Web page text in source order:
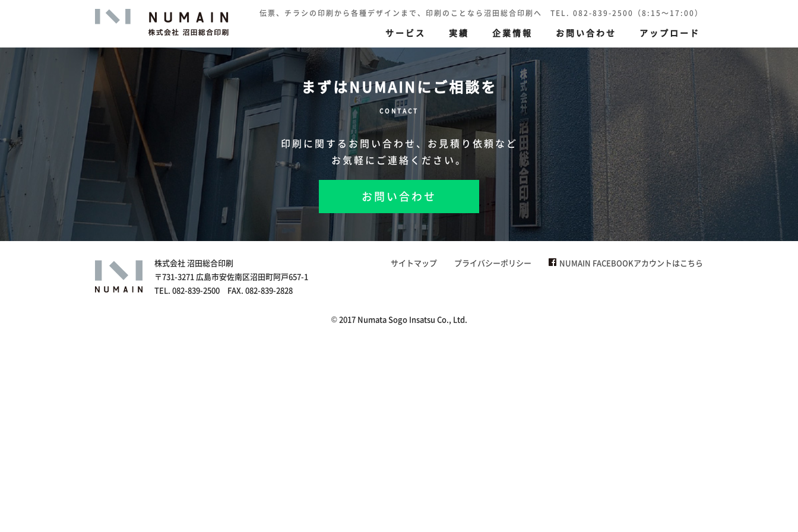
伝票、チラシの印刷から各種デザインまで、印刷のことなら沼田総合印刷へ TEL. 082-839-2500（8:15～17:00）
サービス 実績 企業情報 お問い合わせ アップロード
伝票印刷 印刷（高精細カラー印刷）
ハガキ・封筒・名刺・賞状
高精細印刷 色再現の追求 環境保護印刷
セキュリティ印刷
まずはNUMAINにご相談を
CONTACT
印刷に関するお問い合わせ、 お見積り依頼など
お気軽にご連絡ください。
お問い合わせ
株式会社 沼田総合印刷
〒731-3271 広島市安佐南区沼田町阿戸657-1
TEL. 082-839-2500 FAX. 082-839-2828
サイトマップ プライバシーポリシー NUMAIN FACEBOOKアカウントはこちら
© 2017 Numata Sogo Insatsu Co., Ltd.